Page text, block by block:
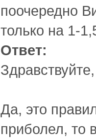
поочередно
только на 1-
Ответ:
Да, это
приболел, то